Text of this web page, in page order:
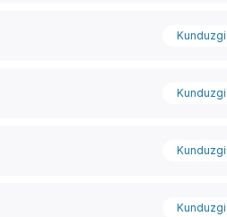
Kunduzgi
Kunduzgi
Kunduzgi
Kunduzgi